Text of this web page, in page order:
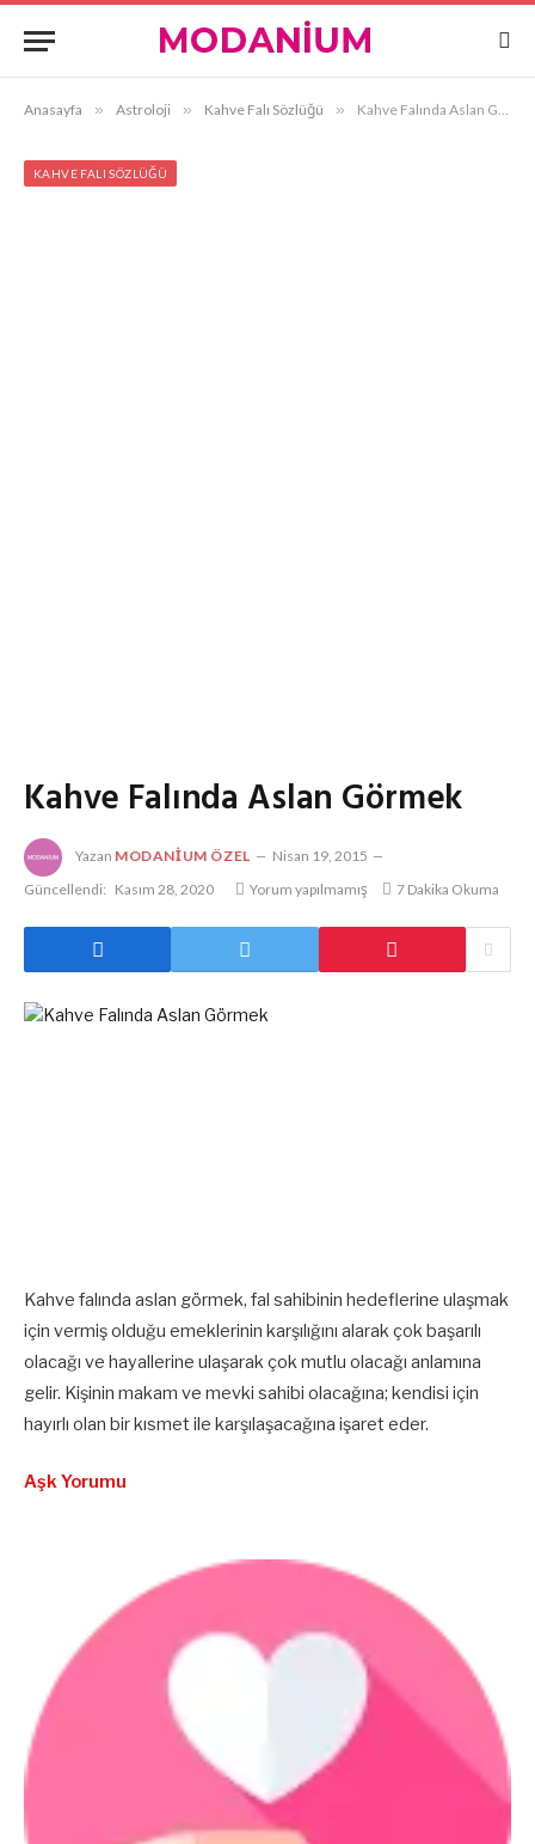
Anasayfa » Astroloji » Kahve Falı Sözlüğü » Kahve Falında Aslan Görmek
KAHVE FALI SÖZLÜĞÜ
Kahve Falında Aslan Görmek
Yazan MODANIUM ÖZEL
Nisan 19, 2015
Güncellendi: Kasım 28, 2020 Yorum yapılmamış 7 Dakika Okuma
Kahve falında aslan görmek, fal sahibinin hedeflerine ulaşmak
için vermiş olduğu emeklerinin karşılığını alarak çok başarılı
olacağı ve hayallerine ulaşarak çok mutlu olacağı anlamına
gelir. Kişinin makam ve mevki sahibi olacağına; kendisi için
hayırlı olan bir kısmet ile karşılaşacağına işaret eder.
Aşk Yorumu